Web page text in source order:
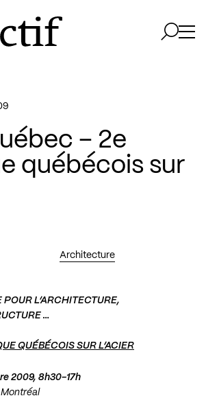
– 2e
québécois sur
Architecture
POUR L’ARCHITECTURE,
…
QUÉBÉCOIS SUR L’ACIER
2009, 8h30-17h